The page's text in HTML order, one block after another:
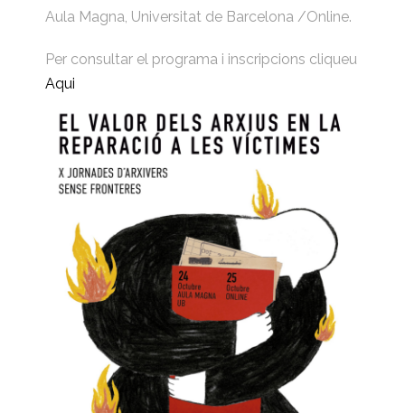
Aula Magna, Universitat de Barcelona /Online.
Per consultar el programa i inscripcions cliqueu
Aqui